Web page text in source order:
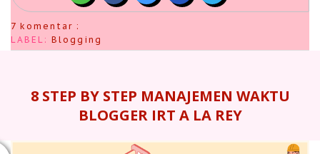
7 komentar :
LABEL: Blogging
8 STEP BY STEP MANAJEMEN WAKTU
BLOGGER IRT A LA REY